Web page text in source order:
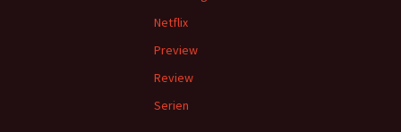
Netflix
Preview
Review
Serien